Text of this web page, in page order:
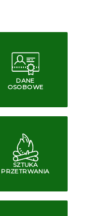
DANE
OSOBOWE
SZTUKA
PRZETRWANIA